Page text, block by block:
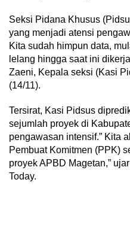
Seksi Pidana Khusus
yang menjadi atensi
Kita sudah himpun data,
lelang hingga saat ini
Zaeni, Kepala seksi (Kasi
(14/11).
Tersirat, Kasi Pidsus
sejumlah proyek di
pengawasan intensif.” Kita
Pembuat Komitmen (PPK)
proyek APBD Magetan,”
Today.